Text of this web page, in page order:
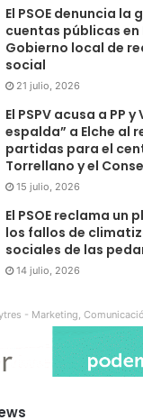
El PSOE denuncia la
cuentas públicas en
Gobierno local de
social
21 julio, 2026
El PSPV acusa a PP
espalda” a Elche al
partidas para el
Torrellano y el
15 julio, 2026
El PSOE reclama un
los fallos de
sociales de las
14 julio, 2026
- Marketing,